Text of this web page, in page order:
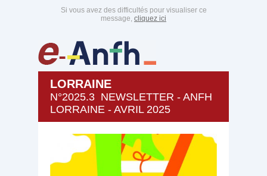
Si vous avez des difficultés pour visualiser ce
message, cliquez ici
LORRAINE
N°2025.3 NEWSLETTER - ANFH
LORRAINE - AVRIL 2025